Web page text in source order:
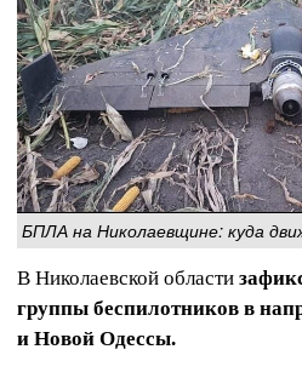
БПЛА на Николаевщине: куда
В Николаевской области
группы беспилотников в
и Новой Одессы.